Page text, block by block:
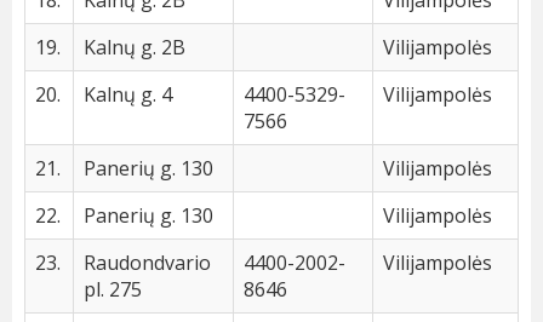
19.
Kalnų g. 2B
Vilijampolės
20.
Kalnų g. 4
4400-5329-
7566
Vilijampolės
21. Panerių g. 130
Vilijampolės
22.
Panerių g. 130
Vilijampolės
23.
Raudondvario
pl. 275
4400-2002-
8646
Vilijampolės